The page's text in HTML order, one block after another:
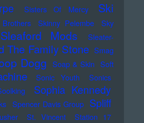
Sisters Of Mercy
Ski
Skinny Pelembe
Sky
Sleaford Mods
Sleater-
The Family Stone Smag
Dogg Soap & Skin Soft
Sonic Youth
Sonics
Sophia Kennedy
Spencer Davis Group Spliff
St. Vincent
Station 17